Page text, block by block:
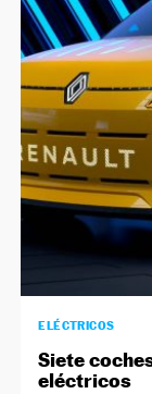
ELÉCTRICOS
Siete
eléctricos